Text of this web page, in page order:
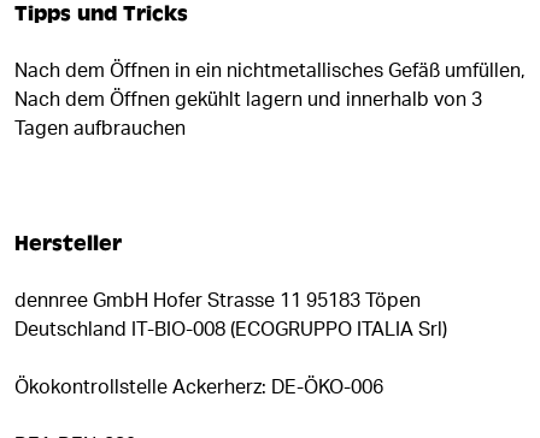
Tipps und Tricks
Nach dem Öffnen in ein nichtmetallisches Gefäß umfüllen,
Nach dem Öffnen gekühlt lagern und innerhalb von 3
Tagen aufbrauchen
Hersteller
dennree GmbH Hofer Strasse 11 95183 Töpen
Deutschland IT-BIO-008 (ECOGRUPPO ITALIA Srl)
Ökokontrollstelle Ackerherz: DE-ÖKO-006